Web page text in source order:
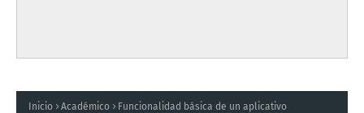
Inicio Académico
Funcionalidad básica de un aplicativo